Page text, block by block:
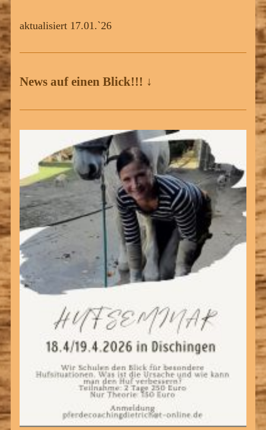
aktualisiert 17.01.`26
News auf einen Blick!!! ↓